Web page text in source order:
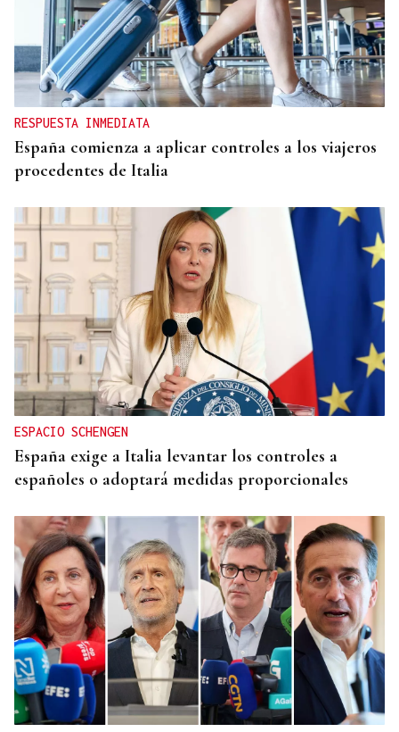
RESPUESTA INMEDIATA
España comienza a aplicar controles a los viajeros
procedentes de Italia
ESPACIO SCHENGEN
España exige a Italia levantar los controles a
españoles o adoptará medidas proporcionales